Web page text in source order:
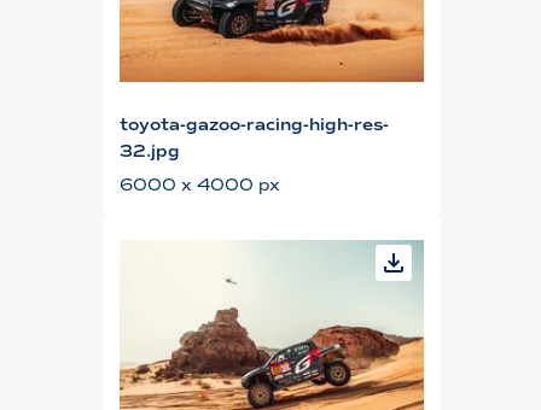
toyota-gazoo-racing-high-res-
32.jpg
6000 x 4000 px